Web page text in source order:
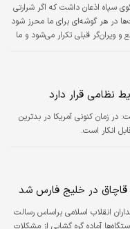
سپاه اذعان داشت که اگر شرارتی
در هر گوشه‌ای برای ما محرز شود
و ویران‌گر قبلی تکرار می‌شود و ما
نظامی قرار دارد
در زمان کنونی آمریکا در بدترین
انکار است.
قاچاق در خلیج فارس شد
انقلاب اسلامی براساس رسالت
آماده گره گشایی از مشکلات